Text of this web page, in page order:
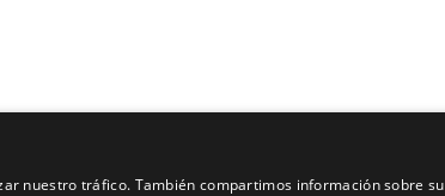
nuestro tráfico. También compartimos información sobre su